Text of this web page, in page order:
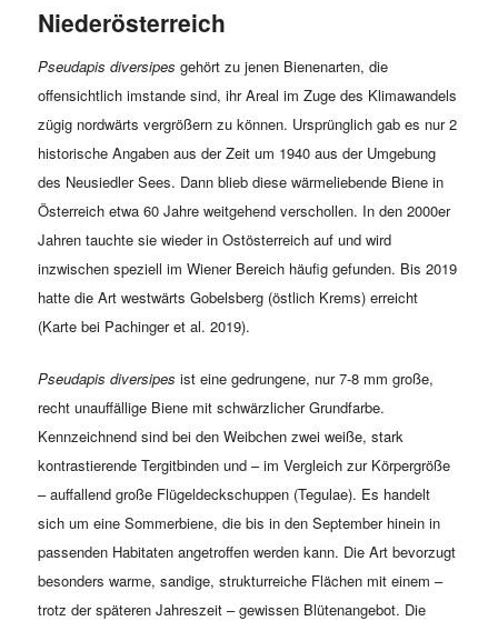
Niederösterreich
Pseudapis diversipes gehört zu jenen Bienenarten, die
offensichtlich imstande sind, ihr Areal im Zuge des Klimawandels
zügig nordwärts vergrößern zu können. Ursprünglich gab es nur 2
historische Angaben aus der Zeit um 1940 aus der Umgebung
des Neusiedler Sees. Dann blieb diese wärmeliebende Biene in
Österreich etwa 60 Jahre weitgehend verschollen. In den 2000er
Jahren tauchte sie wieder in Ostösterreich auf und wird
inzwischen speziell im Wiener Bereich häufig gefunden. Bis 2019
hatte die Art westwärts Gobelsberg (östlich Krems) erreicht
(Karte bei Pachinger et al. 2019).
Pseudapis diversipes ist eine gedrungene, nur 7-8 mm große,
recht unauffällige Biene mit schwärzlicher Grundfarbe.
Kennzeichnend sind bei den Weibchen zwei weiße, stark
kontrastierende Tergitbinden und – im Vergleich zur Körpergröße
– auffallend große Flügeldeckschuppen (Tegulae). Es handelt
sich um eine Sommerbiene, die bis in den September hinein in
passenden Habitaten angetroffen werden kann. Die Art bevorzugt
besonders warme, sandige, strukturreiche Flächen mit einem –
trotz der späteren Jahreszeit – gewissen Blütenangebot. Die